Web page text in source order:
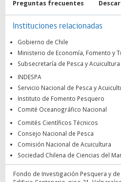
Preguntas frecuentes
Instituciones relacionadas
Gobierno de Chile
Ministerio de Economía, Fomento y
Subsecretaría de Pesca y Acuicultura
INDESPA
Servicio Nacional de Pesca y
Instituto de Fomento Pesquero
Comité Oceanográfico Nacional
Comités Científicos Técnicos
Consejo Nacional de Pesca
Comisión Nacional de Acuicultura
Sociedad Chilena de Ciencias del
Fondo de Investigación Pesquera y